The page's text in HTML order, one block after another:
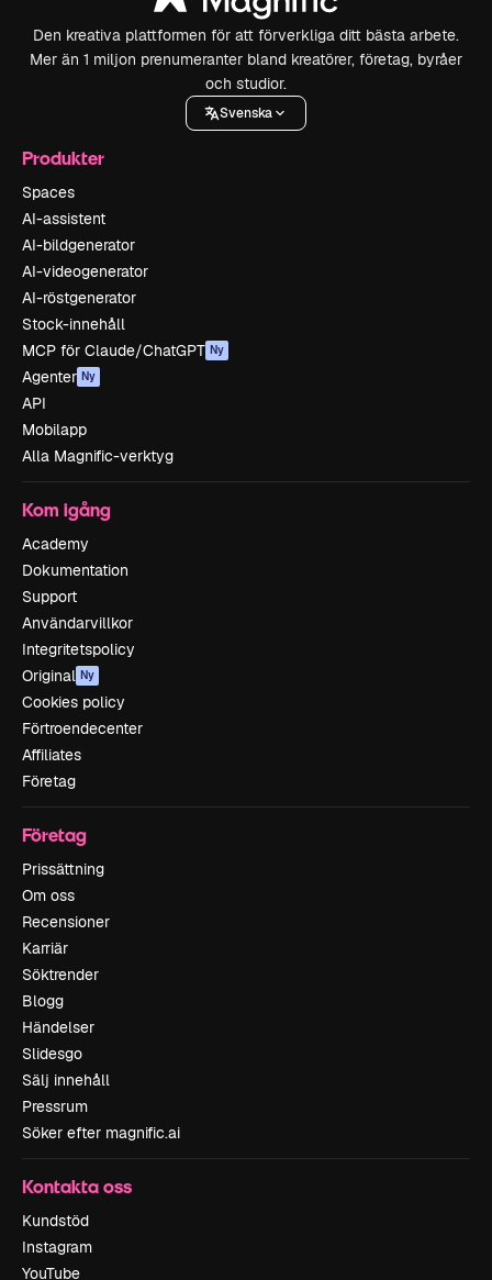
Den kreativa plattformen för att förverkliga ditt bästa arbete.
Mer än 1 miljon prenumeranter bland kreatörer, företag, byråer
och studior.
Svenska
Produkter
Spaces
AI-assistent
AI-bildgenerator
AI-videogenerator
AI-röstgenerator
Stock-innehåll
MCP för Claude/ChatGPT Ny
Agenter Ny
API
Mobilapp
Alla Magnific-verktyg
Kom igång
Academy
Dokumentation
Support
Användarvillkor
Integritetspolicy
Original Ny
Cookies policy
Förtroendecenter
Affiliates
Företag
Företag
Prissättning
Om oss
Recensioner
Karriär
Söktrender
Blogg
Händelser
Slidesgo
Sälj innehåll
Pressrum
Söker efter magnific.ai
Kontakta oss
Kundstöd
Instagram
YouTube